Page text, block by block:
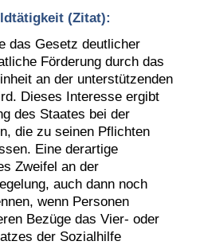
(Zitat):
das Gesetz deutlicher
Förderung durch das
an der unterstützenden
Dieses Interesse ergibt
des Staates bei der
die zu seinen Pflichten
Eine derartige
Zweifel an der
auch dann noch
wenn Personen
Bezüge das Vier- oder
der Sozialhilfe